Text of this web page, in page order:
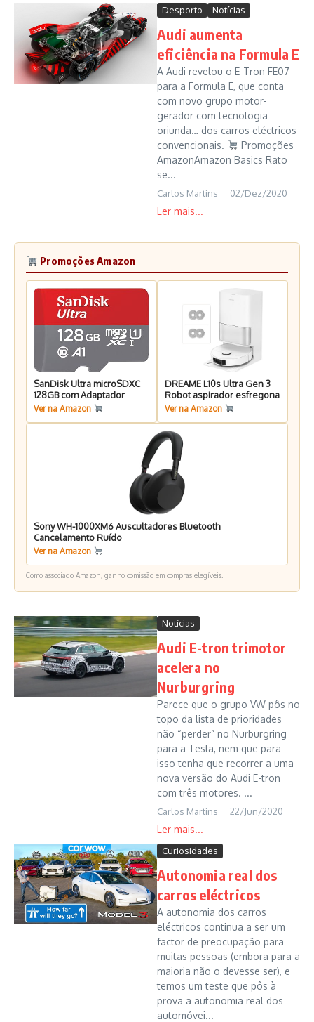
Desporto Notícias
Audi aumenta
eficiência na Formula E
A Audi revelou o E-Tron FE07
para a Formula E, que conta
com novo grupo motor-
gerador com tecnologia
oriunda… dos carros eléctricos
convencionais.
Promoções
AmazonAmazon Basics Rato
se...
Carlos Martins 02/Dez/2020
Promoções Amazon
SanDisk Ultra microSDXC
128GB com Adaptador
Ver na Amazon
DREAME L10s Ultra Gen 3
Robot aspirador esfregona
Ver na Amazon
Sony WH-1000XM6 Auscultadores Bluetooth
Cancelamento Ruído
Ver na Amazon
Como associado Amazon, ganho comissão em compras elegíveis.
Notícias
Audi E-tron trimotor
acelera no
Nurburgring
Parece que o grupo VW pôs no
topo da lista de prioridades
não “perder” no Nurburgring
para a Tesla, nem que para
isso tenha que recorrer a uma
nova versão do Audi E-tron
com três motores. ...
Carlos Martins 22/Jun/2020
Curiosidades
Autonomia real dos
carros eléctricos
A autonomia dos carros
eléctricos continua a ser um
factor de preocupação para
muitas pessoas (embora para a
maioria não o devesse ser), e
temos um teste que pôs à
prova a autonomia real dos
automóvei...